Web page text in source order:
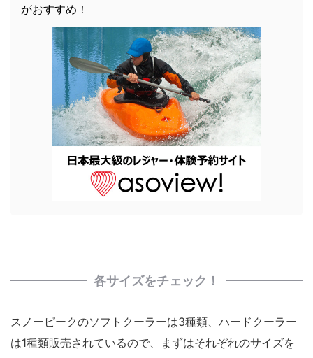
がおすすめ！
各サイズをチェック！
スノーピークのソフトクーラーは3種類、ハードクーラー
は1種類販売されているので、まずはそれぞれのサイズを